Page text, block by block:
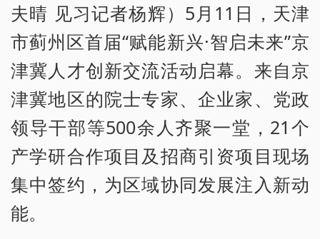
夫晴 见习记者杨辉）5月11日，天津
市蓟州区首届“赋能新兴·智启未来”京
津冀人才创新交流活动启幕。来自京
津冀地区的院士专家、企业家、党政
领导干部等500余人齐聚一堂，21个
产学研合作项目及招商引资项目现场
集中签约，为区域协同发展注入新动
能。